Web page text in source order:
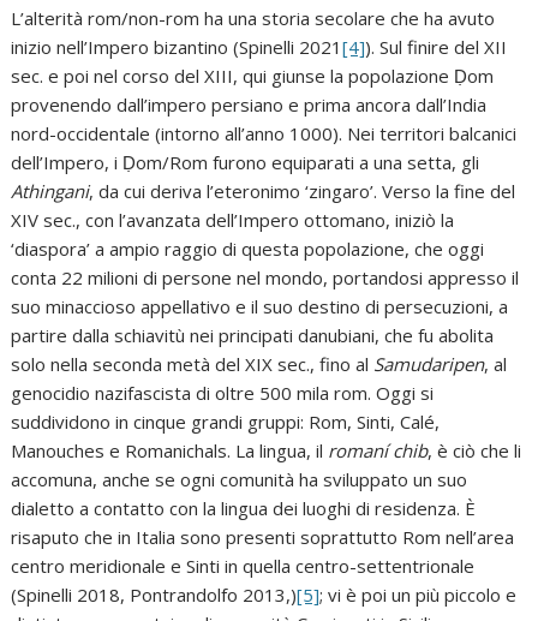
L’alterità rom/non-rom ha una storia secolare che ha avuto
inizio nell’Impero bizantino (Spinelli 2021[4]). Sul finire del XII
sec. e poi nel corso del XIII, qui giunse la popolazione Ḍom
provenendo dall’impero persiano e prima ancora dall’India
nord-occidentale (intorno all’anno 1000). Nei territori balcanici
dell’Impero, i Ḍom/Rom furono equiparati a una setta, gli
Athingani, da cui deriva l’eteronimo ‘zingaro’. Verso la fine del
XIV sec., con l’avanzata dell’Impero ottomano, iniziò la
‘diaspora’ a ampio raggio di questa popolazione, che oggi
conta 22 milioni di persone nel mondo, portandosi appresso il
suo minaccioso appellativo e il suo destino di persecuzioni, a
partire dalla schiavitù nei principati danubiani, che fu abolita
solo nella seconda metà del XIX sec., fino al Samudaripen, al
genocidio nazifascista di oltre 500 mila rom. Oggi si
suddividono in cinque grandi gruppi: Rom, Sinti, Calé,
Manouches e Romanichals. La lingua, il romaní chib, è ciò che li
accomuna, anche se ogni comunità ha sviluppato un suo
dialetto a contatto con la lingua dei luoghi di residenza. È
risaputo che in Italia sono presenti soprattutto Rom nell’area
centro meridionale e Sinti in quella centro-settentrionale
(Spinelli 2018, Pontrandolfo 2013,)[5]; vi è poi un più piccolo e